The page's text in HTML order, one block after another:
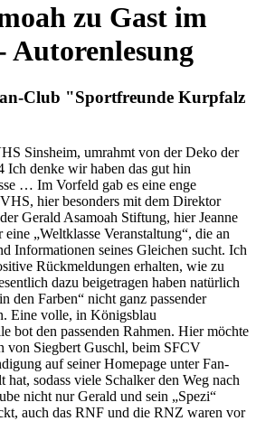
zu Gast im
Autorenlesung
Club "Sportfreunde Kurpfalz
Sinsheim, umrahmt von der Deko der
Ich denke wir haben das gut hin
… Im Vorfeld gab es eine enge
hier besonders mit dem Direktor
Gerald Asamoah Stiftung, hier Jeanne
„Weltklasse Veranstaltung“, die an
Informationen seines Gleichen sucht. Ich
Rückmeldungen erhalten, wie zu
dazu beigetragen haben natürlich
den Farben“ nicht ganz passender
Eine volle, in Königsblau
bot den passenden Rahmen. Hier möchte
von Siegbert Guschl, beim SFCV
auf seiner Homepage unter Fan-
sodass viele Schalker den Weg nach
nicht nur Gerald und sein „Spezi“
auch das RNF und die RNZ waren vor